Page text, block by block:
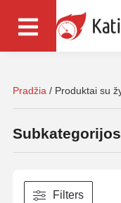
Pradžia / Produktai su
Subkategorijos
Filters